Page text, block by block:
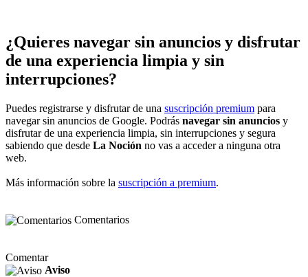
¿Quieres navegar sin anuncios y disfrutar
de una experiencia limpia y sin
interrupciones?
Puedes registrarse y disfrutar de una suscripción premium para
navegar sin anuncios de Google. Podrás navegar sin anuncios y
disfrutar de una experiencia limpia, sin interrupciones y segura
sabiendo que desde La Noción no vas a acceder a ninguna otra
web.
Más información sobre la suscripción a premium.
Comentarios
Comentar
Aviso